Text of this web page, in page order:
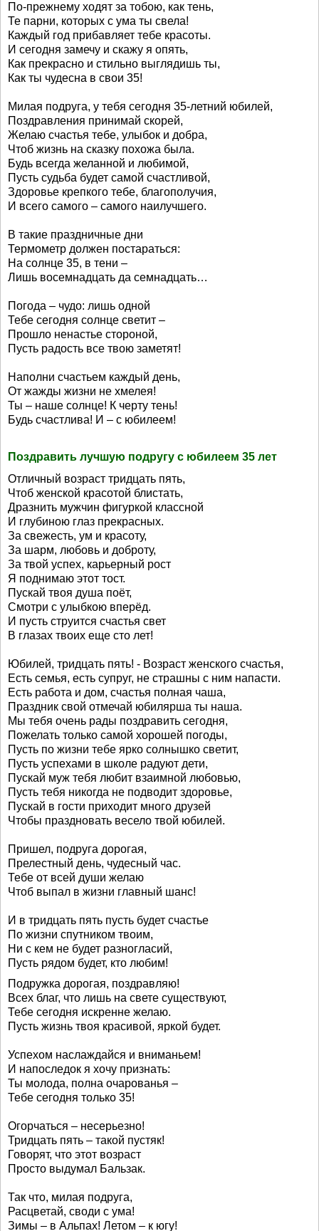
По-прежнему ходят за тобою, как тень,
Те парни, которых с ума ты свела!
Каждый год прибавляет тебе красоты.
И сегодня замечу и скажу я опять,
Как прекрасно и стильно выглядишь ты,
Как ты чудесна в свои 35!
Милая подруга, у тебя сегодня 35-летний юбилей,
Поздравления принимай скорей,
Желаю счастья тебе, улыбок и добра,
Чтоб жизнь на сказку похожа была.
Будь всегда желанной и любимой,
Пусть судьба будет самой счастливой,
Здоровье крепкого тебе, благополучия,
И всего самого – самого наилучшего.
В такие праздничные дни
Термометр должен постараться:
На солнце 35, в тени –
Лишь восемнадцать да семнадцать…
Погода – чудо: лишь одной
Тебе сегодня солнце светит –
Прошло ненастье стороной,
Пусть радость все твою заметят!
Наполни счастьем каждый день,
От жажды жизни не хмелея!
Ты – наше солнце! К черту тень!
Будь счастлива! И – с юбилеем!
Поздравить лучшую подругу с юбилеем 35 лет
Отличный возраст тридцать пять,
Чтоб женской красотой блистать,
Дразнить мужчин фигуркой классной
И глубиною глаз прекрасных.
За свежесть, ум и красоту,
За шарм, любовь и доброту,
За твой успех, карьерный рост
Я поднимаю этот тост.
Пускай твоя душа поёт,
Смотри с улыбкою вперёд.
И пусть струится счастья свет
В глазах твоих еще сто лет!
Юбилей, тридцать пять! - Возраст женского счастья,
Есть семья, есть супруг, не страшны с ним напасти.
Есть работа и дом, счастья полная чаша,
Праздник свой отмечай юбилярша ты наша.
Мы тебя очень рады поздравить сегодня,
Пожелать только самой хорошей погоды,
Пусть по жизни тебе ярко солнышко светит,
Пусть успехами в школе радуют дети,
Пускай муж тебя любит взаимной любовью,
Пусть тебя никогда не подводит здоровье,
Пускай в гости приходит много друзей
Чтобы праздновать весело твой юбилей.
Пришел, подруга дорогая,
Прелестный день, чудесный час.
Тебе от всей души желаю
Чтоб выпал в жизни главный шанс!
И в тридцать пять пусть будет счастье
По жизни спутником твоим,
Ни с кем не будет разногласий,
Пусть рядом будет, кто любим!
Подружка дорогая, поздравляю!
Всех благ, что лишь на свете существуют,
Тебе сегодня искренне желаю.
Пусть жизнь твоя красивой, яркой будет.
Успехом наслаждайся и вниманьем!
И напоследок я хочу признать:
Ты молода, полна очарованья –
Тебе сегодня только 35!
Огорчаться – несерьезно!
Тридцать пять – такой пустяк!
Говорят, что этот возраст
Просто выдумал Бальзак.
Так что, милая подруга,
Расцветай, своди с ума!
Зимы – в Альпах! Летом – к югу!